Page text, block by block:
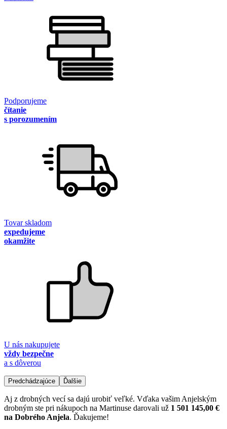
Podporujeme
čítanie
s porozumením
Tovar skladom
expedujeme
okamžite
U nás nakupujete
vždy bezpečne
a s dôverou
Predchádzajúce Ďalšie
Aj z drobných vecí sa dajú urobiť veľké. Vďaka vašim Anjelským
drobným ste pri nákupoch na Martinuse darovali už 1 501 145,00 €
na Dobrého Anjela. Ďakujeme!